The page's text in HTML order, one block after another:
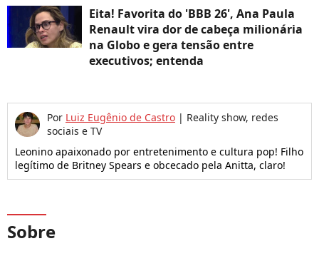
Eita! Favorita do 'BBB 26', Ana Paula
Renault vira dor de cabeça milionária
na Globo e gera tensão entre
executivos; entenda
Por Luiz Eugênio de Castro | Reality show, redes
sociais e TV
Leonino apaixonado por entretenimento e cultura pop! Filho
legítimo de Britney Spears e obcecado pela Anitta, claro!
Sobre